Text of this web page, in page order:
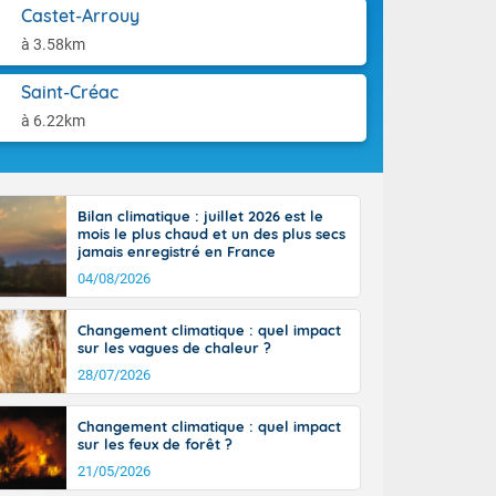
Castet-Arrouy
à 3.58km
Saint-Créac
à 6.22km
8 à 13
26 sur le
le sud-
Bilan climatique : juillet 2026 est le
mois le plus chaud et un des plus secs
jamais enregistré en France
04/08/2026
Changement climatique : quel impact
sur les vagues de chaleur ?
28/07/2026
Changement climatique : quel impact
sur les feux de forêt ?
21/05/2026